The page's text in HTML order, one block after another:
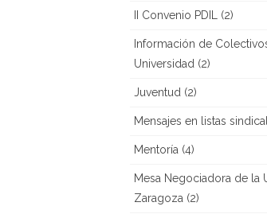
II Convenio PDIL(2)
Información de
Universidad(2)
Juventud(2)
Mensajes en listas
Mentoría(4)
Mesa Negociadora de la
Zaragoza(2)